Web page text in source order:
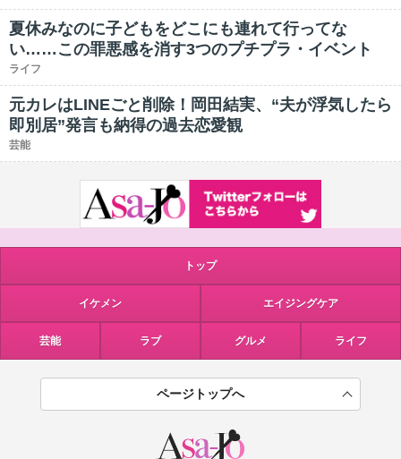
夏休みなのに子どもをどこにも連れて行ってな
い……この罪悪感を消す3つのプチプラ・イベント
ライフ
元カレはLINEごと削除！岡田結実、“夫が浮気したら
即別居”発言も納得の過去恋愛観
芸能
トップ
イケメン エイジングケア
芸能 ラブ グルメ ライフ
ページトップへ